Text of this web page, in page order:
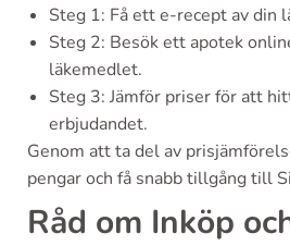
Steg 1: Få ett e-recept av din
Steg 2: Besök ett apotek
läkemedlet.
Steg 3: Jämför priser för att
erbjudandet.
Genom att ta del av
pengar och få snabb tillgång till
Råd om Inköp